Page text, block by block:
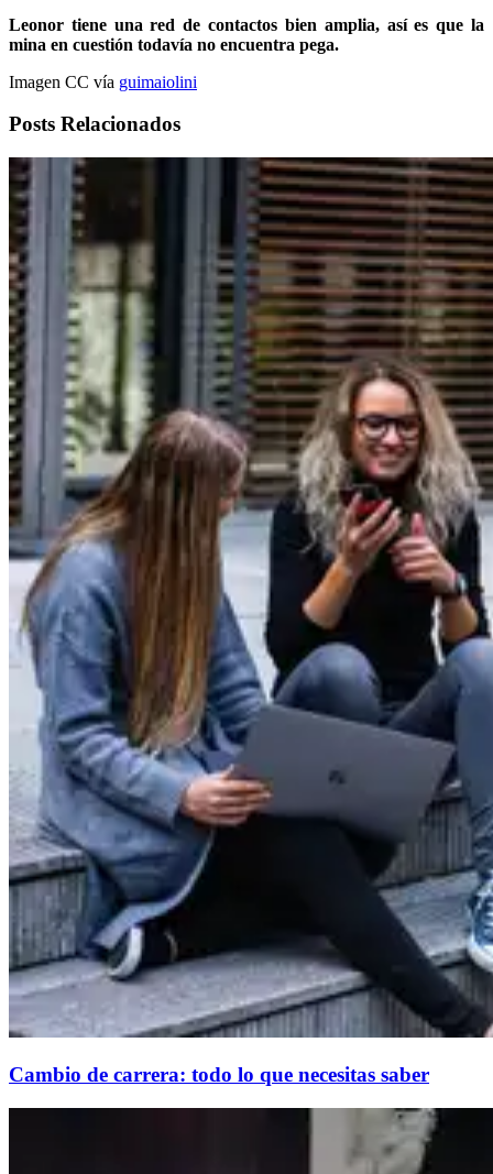
Leonor tiene una red de contactos bien amplia, así es que la
mina en cuestión todavía no encuentra pega.
Imagen CC vía guimaiolini
Posts Relacionados
Cambio de carrera: todo lo que necesitas saber